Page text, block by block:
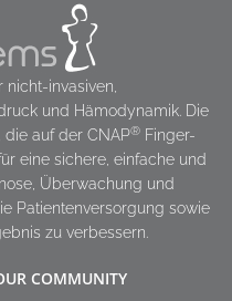
invasiven,
und Hämodynamik. Die
die auf der CNAP® Finger-
eine sichere, einfache und
Überwachung und
Patientenversorgung sowie
zu verbessern.
COMMUNITY